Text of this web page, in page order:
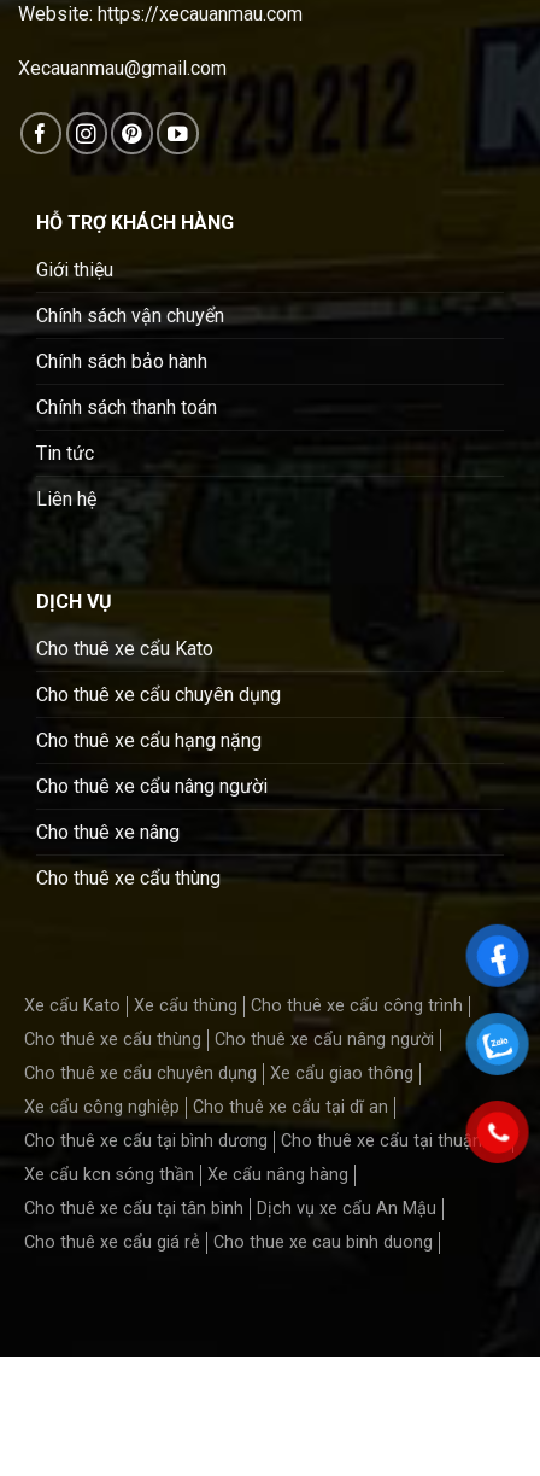
Website: https://xecauanmau.com
Xecauanmau@gmail.com
HỖ TRỢ KHÁCH HÀNG
Giới thiệu
Chính sách vận chuyển
Chính sách bảo hành
Chính sách thanh toán
Tin tức
Liên hệ
DỊCH VỤ
Cho thuê xe cẩu Kato
Cho thuê xe cẩu chuyên dụng
Cho thuê xe cẩu hạng nặng
Cho thuê xe cẩu nâng người
Cho thuê xe nâng
Cho thuê xe cẩu thùng
Xe cẩu Kato Xe cẩu thùng
Cho thuê xe cẩu công trình
Cho thuê xe cẩu thùng
Cho thuê xe cẩu nâng người
Cho thuê xe cẩu chuyên dụng
Xe cẩu giao thông
Xe cẩu công nghiệp
Cho thuê xe cẩu tại dĩ an
Cho thuê xe cẩu tại bình dương
Cho thuê xe cẩu tại thuận an
Xe cẩu kcn sóng thần
Xe cẩu nâng hàng
Cho thuê xe cẩu tại tân bình
Dịch vụ xe cẩu An Mậu
Cho thuê xe cẩu giá rẻ
Cho thue xe cau binh duong